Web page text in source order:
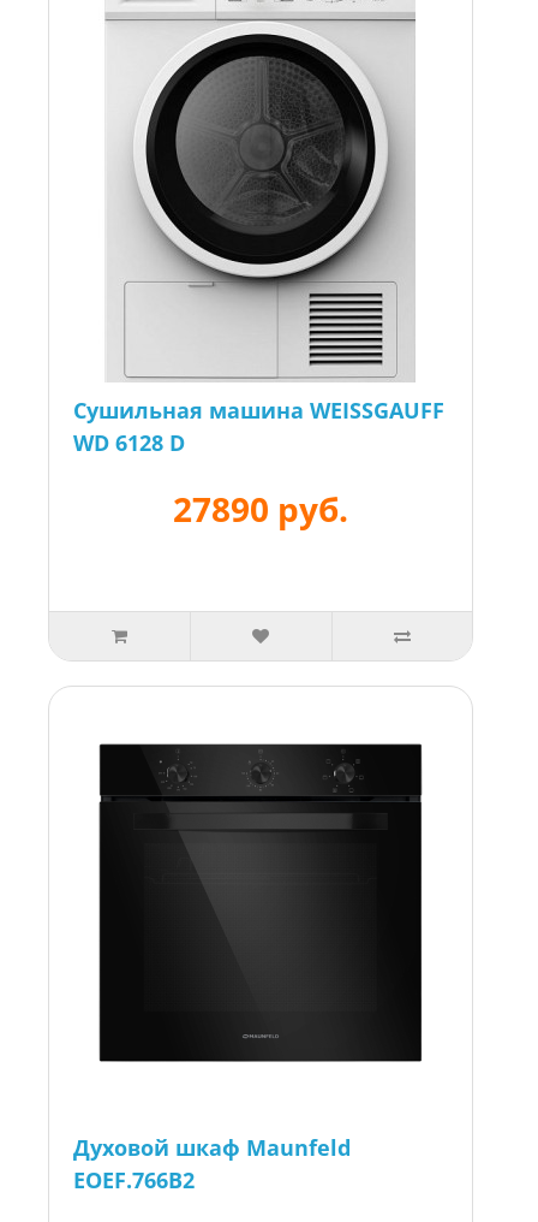
Сушильная машина WEISSGAUFF
WD 6128 D
27890 руб.
Духовой шкаф Maunfeld
EOEF.766B2